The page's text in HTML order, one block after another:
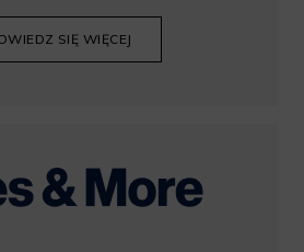
SIĘ WIĘCEJ